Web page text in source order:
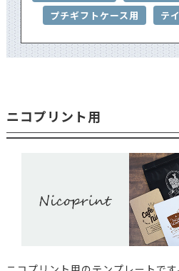
プチギフトケース用
テ
ニコプリント用